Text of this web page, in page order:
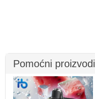
Pomoćni proizvodi